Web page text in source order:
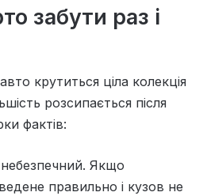
забути раз і
крутиться ціла колекція
розсипається після
фактів:
Якщо
правильно і кузов не